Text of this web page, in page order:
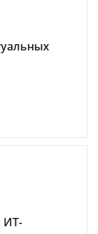
ИТ-